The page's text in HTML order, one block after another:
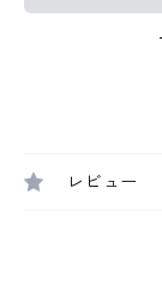
レビュー